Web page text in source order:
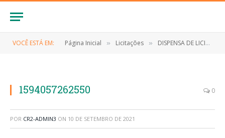
VOCÊ ESTÁ EM: Página Inicial » Licitações » DISPENSA DE LICITAÇÃO Nº 019/2020 (Contratação de empresa para aquisição de desinfetante líquido e em spray, referente as medidas de enfrentamento ao Novo Coronavírus (Covid-19))
1594057262550 0
POR CR2-ADMIN3 ON 10 DE SETEMBRO DE 2021